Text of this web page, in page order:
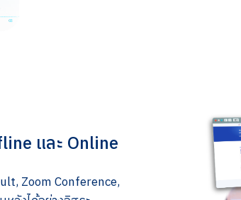
และ Online
Zoom Conference,